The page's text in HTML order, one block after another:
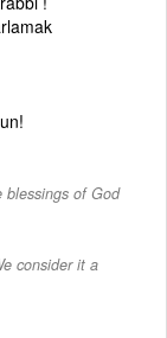
blessings of God
consider it a